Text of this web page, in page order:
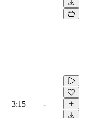
3:15 -